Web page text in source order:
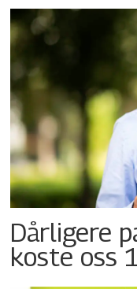
Dårligere
koste oss